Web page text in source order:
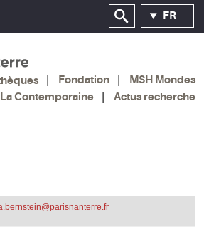
FR
Fondation
MSH Mondes
La Contemporaine
Actus recherche